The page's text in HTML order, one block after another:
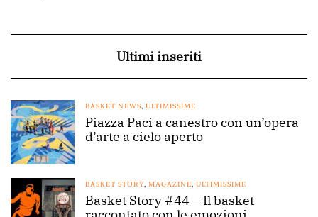
Ultimi inseriti
BASKET NEWS, ULTIMISSIME
Piazza Paci a canestro con un’opera
d’arte a cielo aperto
BASKET STORY, MAGAZINE, ULTIMISSIME
Basket Story #44 – Il basket